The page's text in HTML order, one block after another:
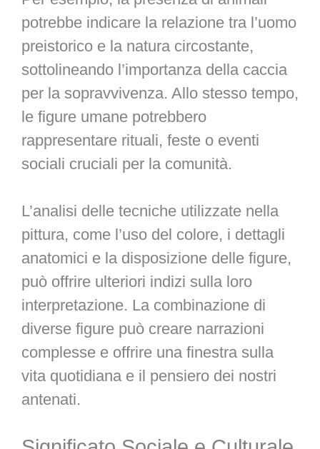
potrebbe indicare la relazione tra l’uomo
preistorico e la natura circostante,
sottolineando l’importanza della caccia
per la sopravvivenza. Allo stesso tempo,
le figure umane potrebbero
rappresentare rituali, feste o eventi
sociali cruciali per la comunità.
L’analisi delle tecniche utilizzate nella
pittura, come l’uso del colore, i dettagli
anatomici e la disposizione delle figure,
può offrire ulteriori indizi sulla loro
interpretazione. La combinazione di
diverse figure può creare narrazioni
complesse e offrire una finestra sulla
vita quotidiana e il pensiero dei nostri
antenati.